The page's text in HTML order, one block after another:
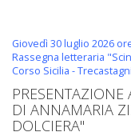
Giovedì 30 luglio 2026
Rassegna letteraria
Corso Sicilia -
DI ANNAMARIA
DOLCIERA"